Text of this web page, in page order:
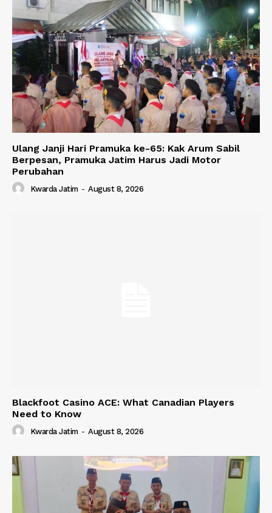
Ulang Janji Hari Pramuka ke-65: Kak Arum Sabil
Berpesan, Pramuka Jatim Harus Jadi Motor
Perubahan
Kwarda Jatim - August 8, 2026
Blackfoot Casino ACE: What Canadian Players
Need to Know
Kwarda Jatim - August 8, 2026